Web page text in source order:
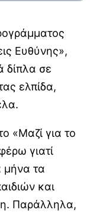
Ευθύνης»,
δίπλα σε
ελπίδα,
«Μαζί για το
γιατί
μήνα τα
και
Παράλληλα,